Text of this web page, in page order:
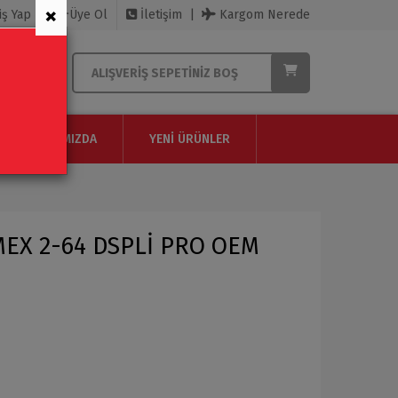
Yap Üye Ol İletişim Kargom Nerede
ALIŞVERIŞ SEPETINIZ BOŞ
HAKKIMIZDA YENI ÜRÜNLER
2-64 DSPLİ PRO OEM
×